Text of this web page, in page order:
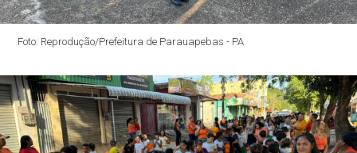
Foto: Reprodução/Prefeitura de Parauapebas - PA